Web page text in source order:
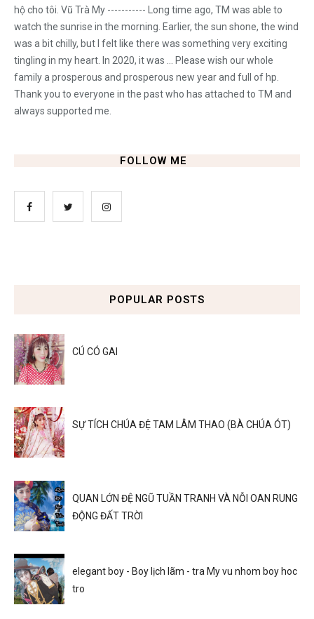
hộ cho tôi. Vũ Trà My ----------- Long time ago, TM was able to
watch the sunrise in the morning. Earlier, the sun shone, the wind
was a bit chilly, but I felt like there was something very exciting
tingling in my heart. In 2020, it was ... Please wish our whole
family a prosperous and prosperous new year and full of hp.
Thank you to everyone in the past who has attached to TM and
always supported me.
FOLLOW ME
POPULAR POSTS
CÚ CÓ GAI
SỰ TÍCH CHÚA ĐỆ TAM LÂM THAO (BÀ CHÚA ÓT)
QUAN LỚN ĐỆ NGŨ TUẦN TRANH VÀ NỖI OAN RUNG
ĐỘNG ĐẤT TRỜI
elegant boy - Boy lịch lãm - tra My vu nhom boy hoc
tro